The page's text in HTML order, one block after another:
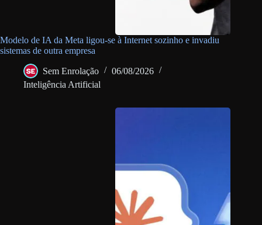
Modelo de IA da Meta ligou-se à Internet sozinho e invadiu
sistemas de outra empresa
Sem Enrolação
06/08/2026
Inteligência Artificial